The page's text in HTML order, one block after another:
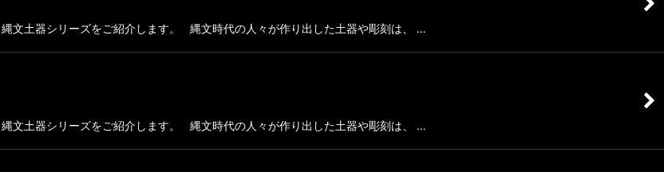
文土器シリーズをご紹介します。 縄文時代の人々が作り出した土器や彫刻は、 …
文土器シリーズをご紹介します。 縄文時代の人々が作り出した土器や彫刻は、 …